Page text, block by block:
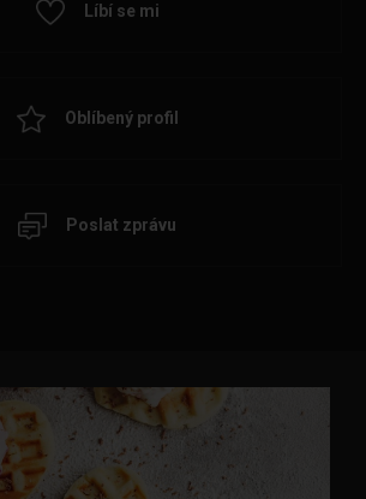
Líbí se mi
Oblíbený profil
Poslat zprávu